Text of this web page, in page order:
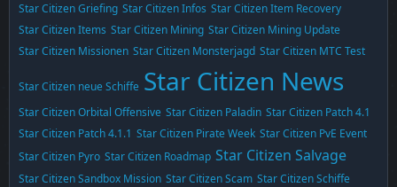
Star Citizen Griefing Star Citizen Infos Star Citizen Item Recovery
Star Citizen Items Star Citizen Mining Star Citizen Mining Update
Star Citizen Missionen Star Citizen Monsterjagd Star Citizen MTC Test
Star Citizen neue Schiffe Star Citizen News
Star Citizen Orbital Offensive Star Citizen Paladin Star Citizen Patch 4.1
Star Citizen Patch 4.1.1 Star Citizen Pirate Week Star Citizen PvE Event
Star Citizen Pyro Star Citizen Roadmap Star Citizen Salvage
Star Citizen Sandbox Mission Star Citizen Scam Star Citizen Schiffe